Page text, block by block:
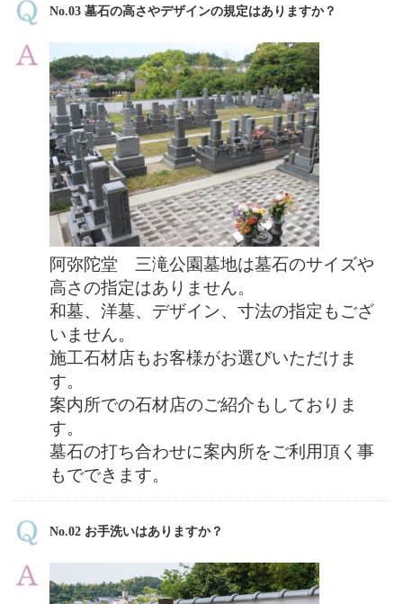
No.03 墓石の高さやデザインの規定はありますか？
阿弥陀堂 三滝公園墓地は墓石のサイズや
高さの指定はありません。
和墓、洋墓、デザイン、寸法の指定もござ
いません。
施工石材店もお客様がお選びいただけま
す。
案内所での石材店のご紹介もしておりま
す。
墓石の打ち合わせに案内所をご利用頂く事
もでできます。
No.02 お手洗いはありますか？